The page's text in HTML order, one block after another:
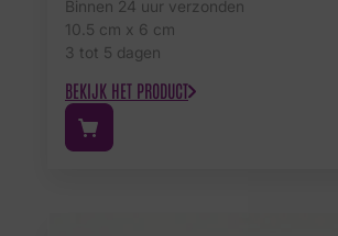
Binnen 24 uur verzonden
10.5 cm x 6 cm
3 tot 5 dagen
BEKIJK HET PRODUCT